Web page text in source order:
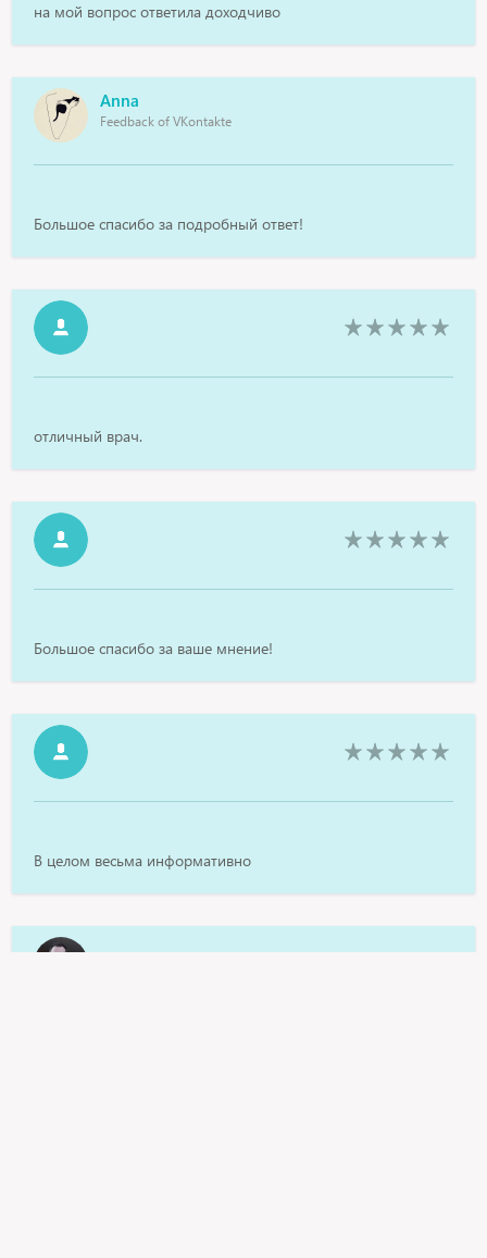
на мой вопрос ответила доходчиво
Anna
Feedback of VKontakte
Большое спасибо за подробный ответ!
отличный врач.
Большое спасибо за ваше мнение!
В целом весьма информативно